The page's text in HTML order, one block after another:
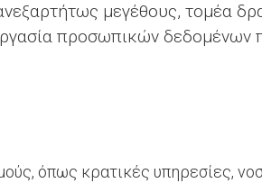
μεγέθους, τομέα
προσωπικών δεδομένων
όπως κρατικές υπηρεσίες,